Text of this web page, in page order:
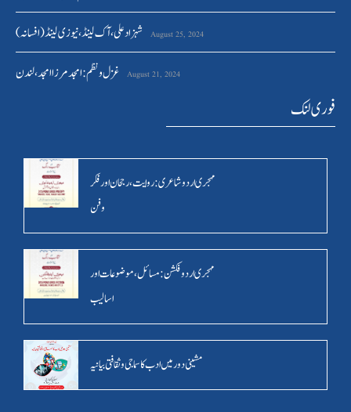
شہزاد علی،آک لینڈ ،نیوزی لینڈ(افسانہ) August 25, 2024
غزل و نظم : امجد مرزا امجد،لندن August 21, 2024
فوری لنک
مہجری اردو شاعری : روایت ، رجحان اور فکر
وفن
مہجری اردو فکشن: مسائل ، موضوعات اور
اسالیب
مشینی دور میں ادب کا سماجی و ثقافتی بیانیہ